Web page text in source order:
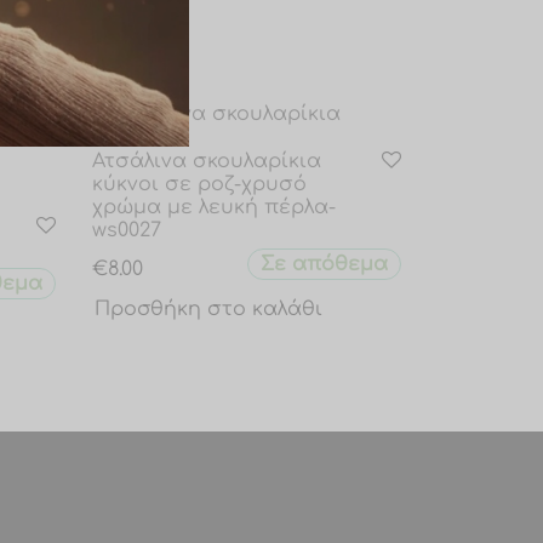
Ατσάλινα σκουλαρίκια
κύκνοι σε ροζ-χρυσό
χρώμα με λευκή πέρλα-
ws0027
€8.00 Σε απόθεμα
Προσθήκη στο καλάθι